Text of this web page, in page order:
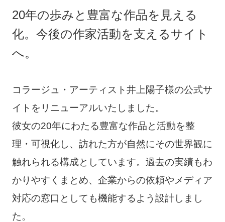
無料相談
20年の歩みと豊富な作品を見える
化。今後の作家活動を支えるサイト
へ。
コラージュ・アーティスト井上陽子様の公式サ
イトをリニューアルいたしました。
彼女の20年にわたる豊富な作品と活動を整
理・可視化し、訪れた方が自然にその世界観に
触れられる構成としています。過去の実績もわ
かりやすくまとめ、企業からの依頼やメディア
対応の窓口としても機能するよう設計しまし
た。